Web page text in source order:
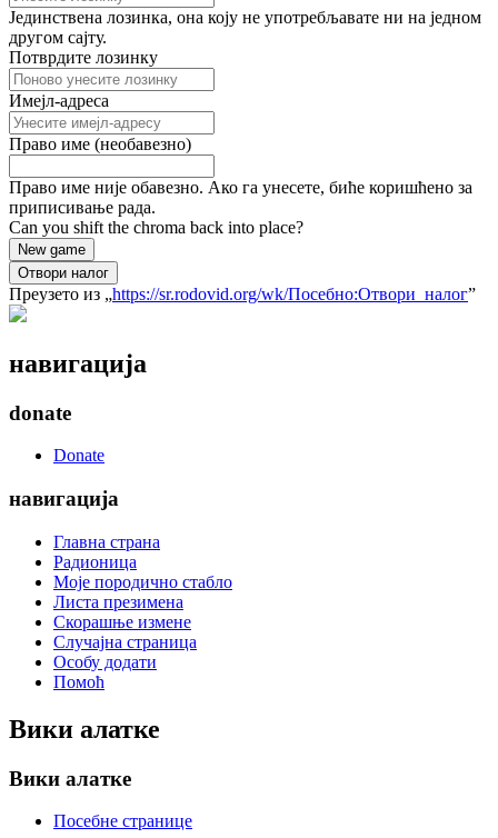
Јединствена лозинка, она коју не употребљавате ни на једном
другом сајту.
Потврдите лозинку
Имејл-адреса
Право име (необавезно)
Право име није обавезно. Ако га унесете, биће коришћено за
приписивање рада.
Can you shift the chroma back into place?
New game
Отвори налог
Преузето из „https://sr.rodovid.org/wk/Посебно:Отвори_налог”
навигација
donate
Donate
навигација
Главна страна
Радионица
Моје породично стабло
Листа презимена
Скорашње измене
Случајна страница
Особу додати
Помоћ
Вики алатке
Вики алатке
Посебне странице